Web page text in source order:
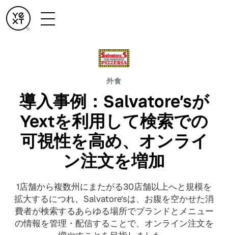
外食
導入事例：Salvatore’sが
Yextを利用して検索での
可視性を高め、オンライ
ン注文を増加
1店舗から複数州にまたがる30店舗以上へと規模を
拡大するにつれ、Salvatore'sは、お腹を空かせた消
費者が検索するあらゆる場所でブランドとメニュー
の情報を管理・配信することで、オンライン注文を